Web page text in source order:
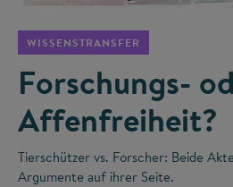
WISSENSTRANSFER
Forschungs-
Affenfreiheit?
Tierschützer vs. Forscher: Beide
Argumente auf ihrer Seite.